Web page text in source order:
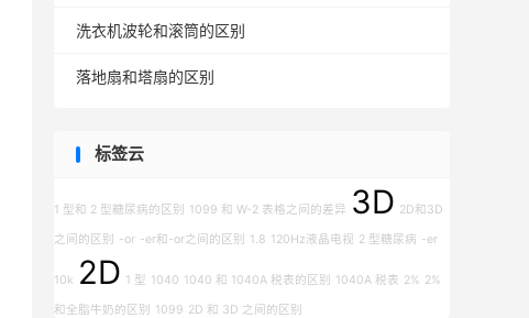
洗衣机波轮和滚筒的区别
落地扇和塔扇的区别
标签云
1 型和 2 型糖尿病的区别 1099 和 W-2 表格之间的差异 3D 2D和3D
之间的区别 -or -er和-or之间的区别 1.8 120Hz液晶电视 2 型糖尿病 -er
10k 2D 1 型 1040 1040 和 1040A 税表的区别 1040A 税表 2% 2%
和全脂牛奶的区别 1099 2D 和 3D 之间的区别